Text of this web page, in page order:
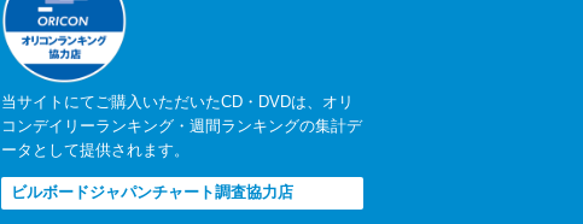
当サイトにてご購入いただいたCD・DVDは、オリ
コンデイリーランキング・週間ランキングの集計デ
ータとして提供されます。
ビルボードジャパンチャート調査協力店